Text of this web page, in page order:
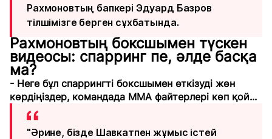
Рахмоновтың бапкері Эдуард Базров
тілшімізге берген сұхбатында.
Рахмоновтың боксшымен түскен
видеосы: спарринг пе, әлде басқа
ма?
- Неге бұл спаррингті боксшымен өткізуді жөн
көрдіңіздер, командада ММА файтерлері көп қой...
"Әрине, бізде Шавкатпен жұмыс істей